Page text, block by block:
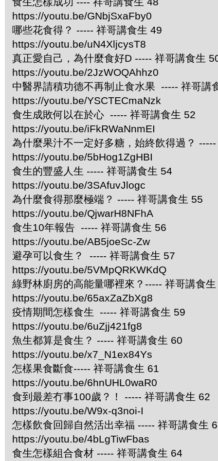
https://youtu.be/GNbjSxaFby0
哪些花食得？ ----- 祥哥講食生 49
https://youtu.be/uN4XljcysT8
真正愛自己，為什麼食好D ----- 祥哥講食生
https://youtu.be/2JzWOQAhhz0
中醫界請積功德不再制止食水果 ----- 祥哥講
https://youtu.be/YSCTECmaNzk
食生成敗何以在於心 ----- 祥哥講食生 52
https://youtu.be/iFkRWaNnmEI
為什麼果汁不一定好多糖，始終飲得過？
https://youtu.be/5bHog1ZgHBI
食生的豐盛人生 ----- 祥哥講食生 54
https://youtu.be/3SAfuvJlogc
為什麼食得那麼極端？ ----- 祥哥講食生 55
https://youtu.be/QjwarH8NFhA
食生10年報告 ----- 祥哥講食生 56
https://youtu.be/AB5joeSc-Zw
避孕可以食生？ ----- 祥哥講食生 57
https://youtu.be/5VMpQRKWKdQ
綠野林廚房的高能量哪裡來？----- 祥哥講食
https://youtu.be/65axZaZbXg8
疫情期間怎樣食生 ----- 祥哥講食生 59
https://youtu.be/6uZjj421fg8
魚生都算是食生？ ----- 祥哥講食生 60
https://youtu.be/x7_N1ex84Ys
怎樣果食斷食----- 祥哥講食生 61
https://youtu.be/6hnUHL0waR0
食到最差冇事100歲？！ ----- 祥哥講食生 62
https://youtu.be/W9x-q3noi-I
怎樣飲食回歸自然活出幸福 ----- 祥哥講食生
https://youtu.be/4bLgTiwFbas
食生怎樣組合食材 ----- 祥哥講食生 64